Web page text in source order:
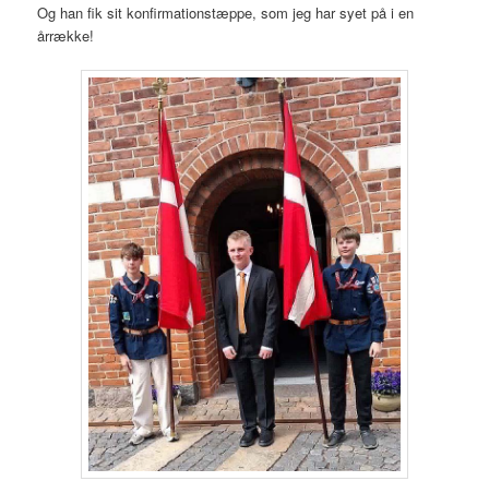
Og han fik sit konfirmationstæppe, som jeg har syet på i en
årrække!